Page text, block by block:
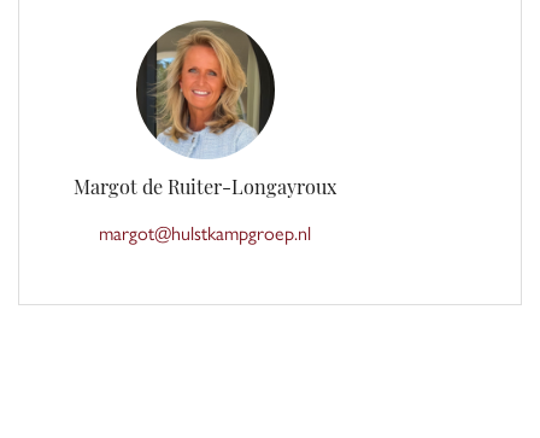
Margot de Ruiter-Longayroux
margot@hulstkampgroep.nl